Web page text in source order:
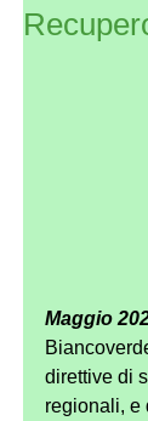
Maggio
direttive di
regionali, e